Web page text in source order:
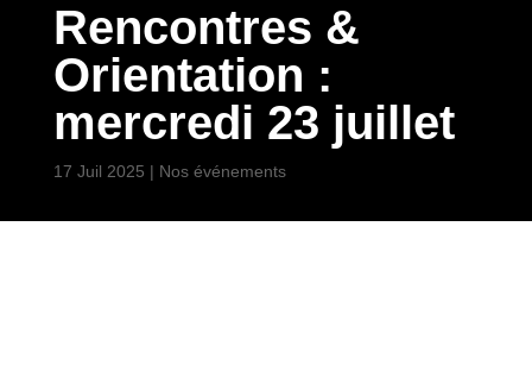
Rencontres &
Orientation :
mercredi 23 juillet
17 Juil 2025 | Nos événements